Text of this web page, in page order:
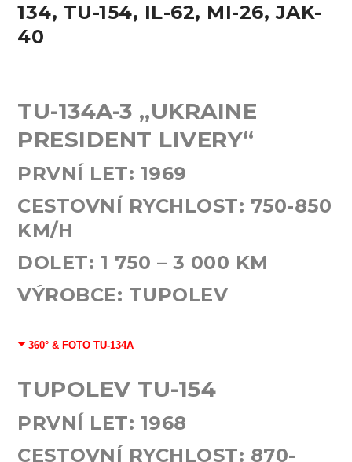
134, TU-154, IL-62, MI-26, JAK-
40
TU-134A-3 „UKRAINE
PRESIDENT LIVERY“
PRVNÍ LET: 1969
CESTOVNÍ RYCHLOST: 750-850
KM/H
DOLET: 1 750 – 3 000 KM
VÝROBCE: TUPOLEV
360° & FOTO TU-134A
TUPOLEV TU-154
PRVNÍ LET: 1968
CESTOVNÍ RYCHLOST: 870-